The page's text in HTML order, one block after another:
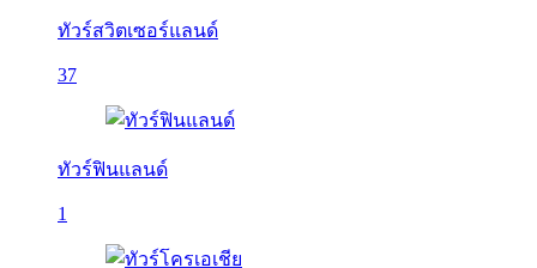
ทัวร์สวิตเซอร์แลนด์
37
ทัวร์ฟินแลนด์
1